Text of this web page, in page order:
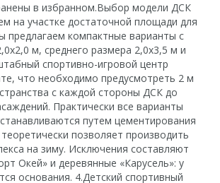
в избранном.Выбор модели ДСК
на участке достаточной площади для
предлагаем компактные варианты с
м, среднего размера 2,0х3,5 м и
спортивно-игровой центр
что необходимо предусмотреть 2 м
с каждой стороны ДСК до
Практически все варианты
путем цементирования
позволяет производить
на зиму. Исключения составляют
Окей» и деревянные «Карусель»: у
основания. 4.Детский спортивный